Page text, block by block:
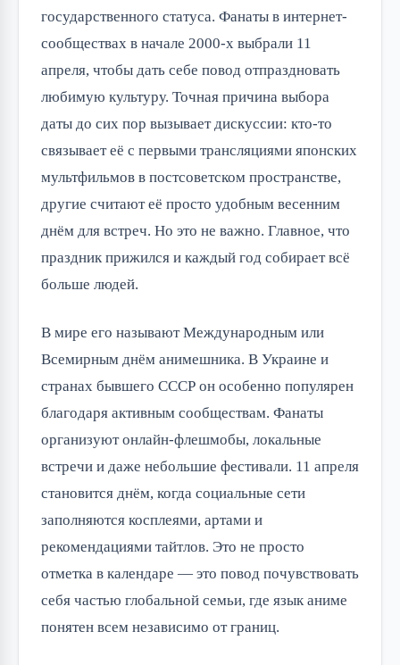
государственного статуса. Фанаты в интернет-
сообществах в начале 2000-х выбрали 11
апреля, чтобы дать себе повод отпраздновать
любимую культуру. Точная причина выбора
даты до сих пор вызывает дискуссии: кто-то
связывает её с первыми трансляциями японских
мультфильмов в постсоветском пространстве,
другие считают её просто удобным весенним
днём для встреч. Но это не важно. Главное, что
праздник прижился и каждый год собирает всё
больше людей.
В мире его называют Международным или
Всемирным днём анимешника. В Украине и
странах бывшего СССР он особенно популярен
благодаря активным сообществам. Фанаты
организуют онлайн-флешмобы, локальные
встречи и даже небольшие фестивали. 11 апреля
становится днём, когда социальные сети
заполняются косплеями, артами и
рекомендациями тайтлов. Это не просто
отметка в календаре — это повод почувствовать
себя частью глобальной семьи, где язык аниме
понятен всем независимо от границ.